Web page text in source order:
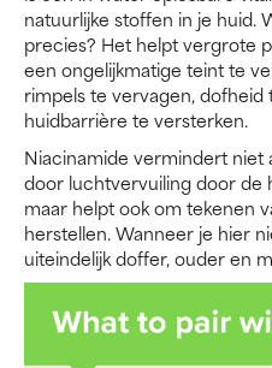
natuurlijke stoffen in je huid.
precies? Het helpt vergrote
een ongelijkmatige teint te
rimpels te vervagen,
huidbarrière te versterken.
Niacinamide vermindert niet
door luchtvervuiling door
maar helpt ook om tekenen
herstellen. Wanneer je hier
uiteindelijk doffer, ouder en